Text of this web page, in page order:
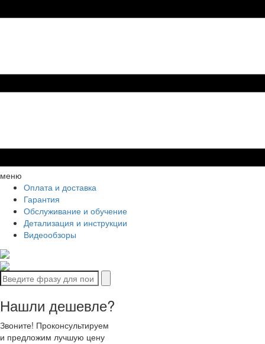
меню
Оплата и доставка
Гарантия
Обслуживание и обучение
Детализация и инструкции
Видеообзоры
Нашли дешевле?
Звоните! Проконсультируем
и предложим лучшую цену